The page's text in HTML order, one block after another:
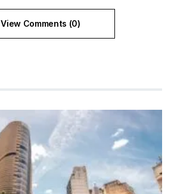
View Comments (0)